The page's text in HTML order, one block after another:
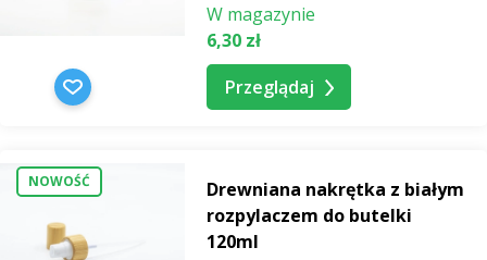
Roll-
on
W magazynie
6,30 zł
Przeglądaj
NOWOŚĆ
Drewniana nakrętka z białym
rozpylaczem do butelki
120ml